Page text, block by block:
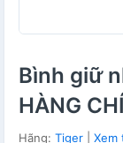
Bình giữ
HÀNG
Hãng: Tiger Xem